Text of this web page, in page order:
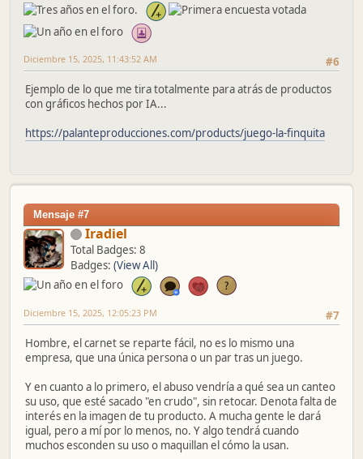
#6
Diciembre 15, 2025, 11:43:52 AM
Ejemplo de lo que me tira totalmente para atrás de productos
con gráficos hechos por IA...
https://palanteproducciones.com/products/juego-la-finquita
Mensaje #7
Iradiel
Total Badges: 8
Badges: (View All)
#7
Diciembre 15, 2025, 12:05:23 PM
Hombre, el carnet se reparte fácil, no es lo mismo una
empresa, que una única persona o un par tras un juego.
Y en cuanto a lo primero, el abuso vendría a qué sea un canteo
su uso, que esté sacado "en crudo", sin retocar. Denota falta de
interés en la imagen de tu producto. A mucha gente le dará
igual, pero a mí por lo menos, no. Y algo tendrá cuando
muchos esconden su uso o maquillan el cómo la usan.